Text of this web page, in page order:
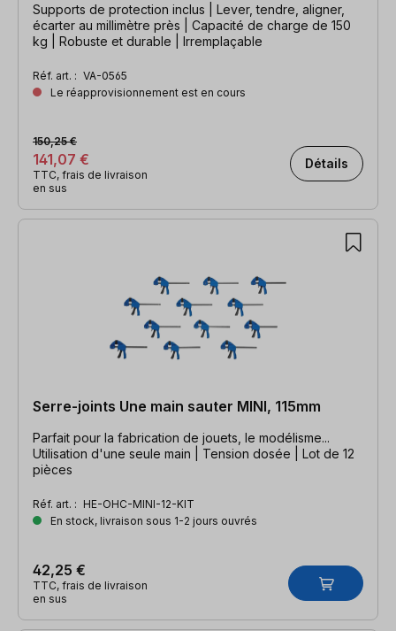
Supports de protection inclus | Lever, tendre, aligner,
écarter au millimètre près | Capacité de charge de 150
kg | Robuste et durable | Irremplaçable
Réf. art. : VA-0565
Le réapprovisionnement est en cours
141,07 €
150,25 €
TTC, frais de livraison
en sus
Détails
Serre-joints Une main sauter MINI, 115mm
Parfait pour la fabrication de jouets, le modélisme...
Utilisation d'une seule main | Tension dosée | Lot de 12
pièces
Réf. art. : HE-OHC-MINI-12-KIT
En stock, livraison sous 1-2 jours ouvrés
42,25 €
TTC, frais de livraison
en sus